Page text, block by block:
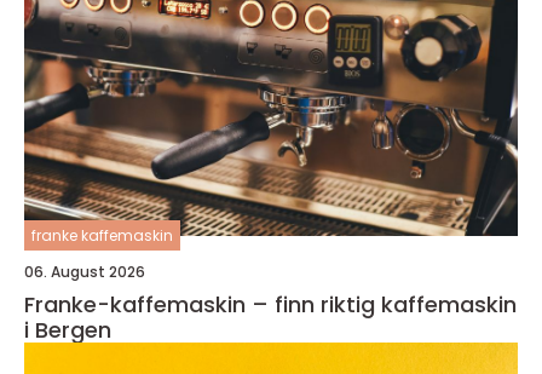
franke kaffemaskin
06. August 2026
Franke-kaffemaskin – finn riktig kaffemaskin
i Bergen